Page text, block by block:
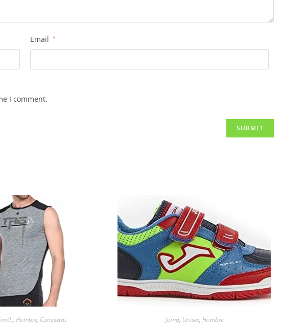
Email *
I comment.
, Hombre, Camisetas Joma, Unisex, Hombre